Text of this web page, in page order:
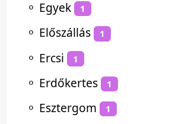
⚬ Egyek 1
⚬ Előszállás 1
⚬ Ercsi 1
⚬ Erdőkertes 1
⚬ Esztergom 1